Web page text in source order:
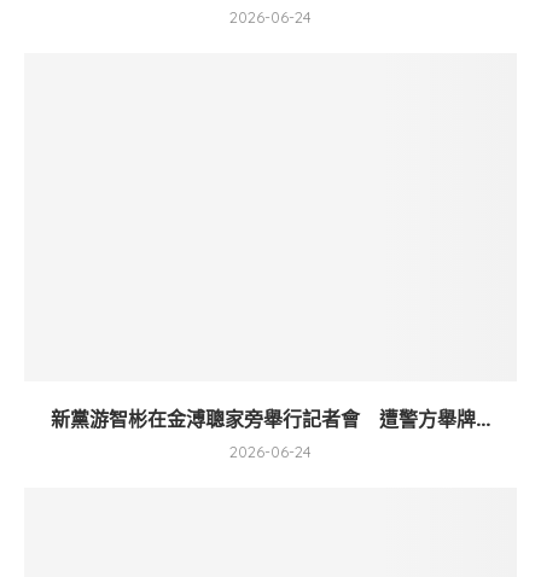
2026-06-24
新黨游智彬在金溥聰家旁舉行記者會 遭警方舉牌...
2026-06-24